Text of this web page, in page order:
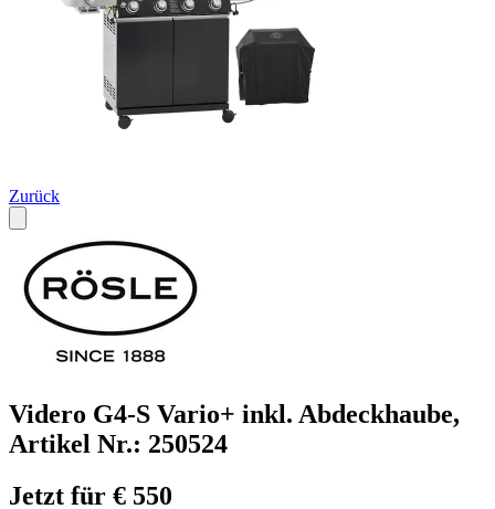
Zurück
Videro G4-S Vario+ inkl. Abdeckhaube,
Artikel Nr.: 250524
Jetzt für € 550